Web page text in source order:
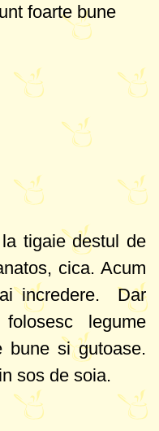
foarte bune
tigaie destul de
cica. Acum
incredere. Dar
legume
bune si gutoase.
sos de soia.